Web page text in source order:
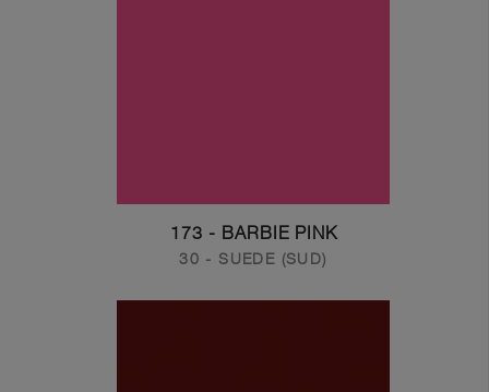
173 - BARBIE PINK
30 - SUEDE (SUD)